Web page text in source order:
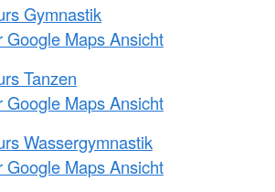
Gymnastik
Google Maps Ansicht
Tanzen
Google Maps Ansicht
Wassergymnastik
Google Maps Ansicht